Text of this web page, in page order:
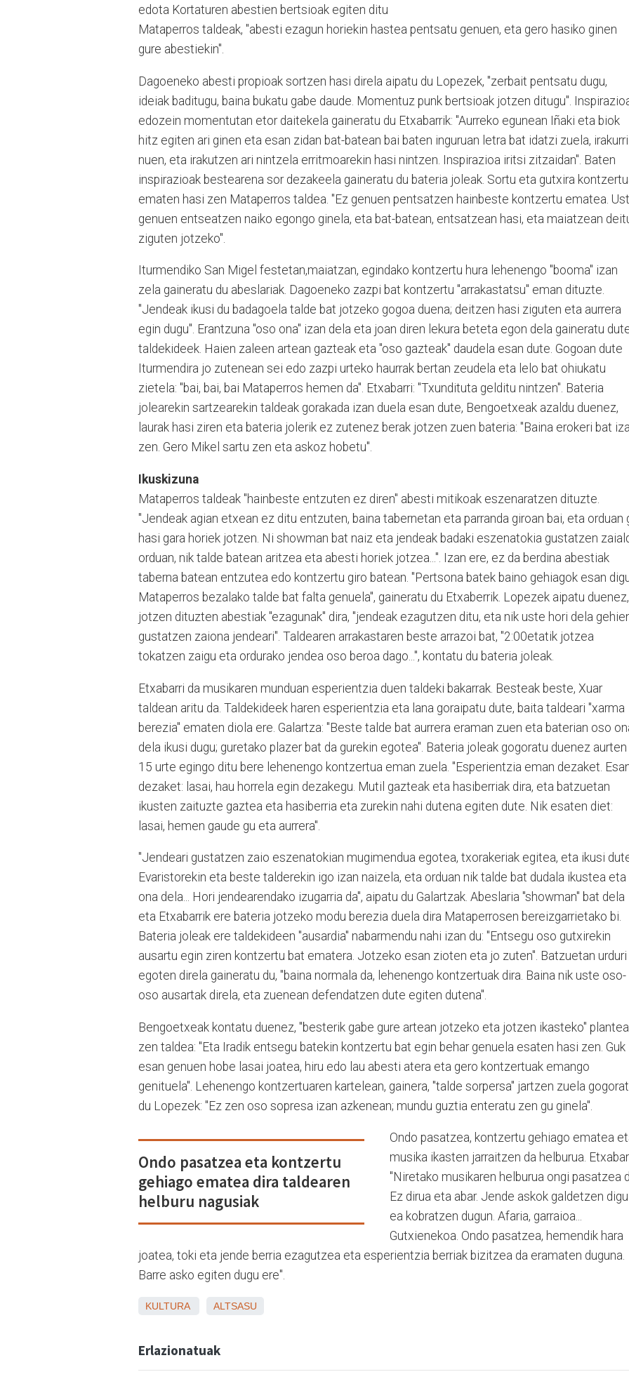
edota Kortaturen abestien bertsioak egiten ditu
Mataperros taldeak, "abesti ezagun horiekin hastea pentsatu genuen, eta gero hasiko ginen
gure abestiekin".
Dagoeneko abesti propioak sortzen hasi direla aipatu du Lopezek, "zerbait pentsatu dugu,
ideiak baditugu, baina bukatu gabe daude. Momentuz punk bertsioak jotzen ditugu".
edozein momentutan etor daitekela gaineratu du Etxabarrik: "Aurreko egunean Iñaki eta biok
hitz egiten ari ginen eta esan zidan bat-batean bai baten inguruan letra bat idatzi zuela, irakurri
nuen, eta irakutzen ari nintzela erritmoarekin hasi nintzen. Inspirazioa iritsi zitzaidan". Baten
inspirazioak bestearena sor dezakeela gaineratu du bateria joleak. Sortu eta gutxira
ematen hasi zen Mataperros taldea. "Ez genuen pentsatzen hainbeste kontzertu ematea.
genuen entseatzen naiko egongo ginela, eta bat-batean, entsatzean hasi, eta maiatzean
ziguten jotzeko".
Iturmendiko San Migel festetan,maiatzan, egindako kontzertu hura lehenengo "booma" izan
zela gaineratu du abeslariak. Dagoeneko zazpi bat kontzertu "arrakastatsu" eman dituzte.
"Jendeak ikusi du badagoela talde bat jotzeko gogoa duena; deitzen hasi ziguten eta aurrera
egin dugu". Erantzuna "oso ona" izan dela eta joan diren lekura beteta egon dela gaineratu
taldekideek. Haien zaleen artean gazteak eta "oso gazteak" daudela esan dute. Gogoan dute
Iturmendira jo zutenean sei edo zazpi urteko haurrak bertan zeudela eta lelo bat ohiukatu
zietela: "bai, bai, bai Mataperros hemen da". Etxabarri: "Txundituta gelditu nintzen". Bateria
jolearekin sartzearekin taldeak gorakada izan duela esan dute, Bengoetxeak azaldu duenez,
laurak hasi ziren eta bateria jolerik ez zutenez berak jotzen zuen bateria: "Baina erokeri bat
zen. Gero Mikel sartu zen eta askoz hobetu".
Ikuskizuna
Mataperros taldeak "hainbeste entzuten ez diren" abesti mitikoak eszenaratzen dituzte.
"Jendeak agian etxean ez ditu entzuten, baina tabernetan eta parranda giroan bai, eta orduan
hasi gara horiek jotzen. Ni showman bat naiz eta jendeak badaki eszenatokia gustatzen
orduan, nik talde batean aritzea eta abesti horiek jotzea...". Izan ere, ez da berdina abestiak
taberna batean entzutea edo kontzertu giro batean. "Pertsona batek baino gehiagok esan
Mataperros bezalako talde bat falta genuela", gaineratu du Etxaberrik. Lopezek aipatu duenez,
jotzen dituzten abestiak "ezagunak" dira, "jendeak ezagutzen ditu, eta nik uste hori dela
gustatzen zaiona jendeari". Taldearen arrakastaren beste arrazoi bat, "2:00etatik jotzea
tokatzen zaigu eta ordurako jendea oso beroa dago...", kontatu du bateria joleak.
Etxabarri da musikaren munduan esperientzia duen taldeki bakarrak. Besteak beste, Xuar
taldean aritu da. Taldekideek haren esperientzia eta lana goraipatu dute, baita taldeari "xarma
berezia" ematen diola ere. Galartza: "Beste talde bat aurrera eraman zuen eta baterian oso
dela ikusi dugu; guretako plazer bat da gurekin egotea". Bateria joleak gogoratu duenez aurten
15 urte egingo ditu bere lehenengo kontzertua eman zuela. "Esperientzia eman dezaket.
dezaket: lasai, hau horrela egin dezakegu. Mutil gazteak eta hasiberriak dira, eta batzuetan
ikusten zaituzte gaztea eta hasiberria eta zurekin nahi dutena egiten dute. Nik esaten diet:
lasai, hemen gaude gu eta aurrera".
"Jendeari gustatzen zaio eszenatokian mugimendua egotea, txorakeriak egitea, eta ikusi
Evaristorekin eta beste talderekin igo izan naizela, eta orduan nik talde bat dudala ikustea eta
ona dela... Hori jendearendako izugarria da", aipatu du Galartzak. Abeslaria "showman" bat dela
eta Etxabarrik ere bateria jotzeko modu berezia duela dira Mataperrosen bereizgarrietako bi.
Bateria joleak ere taldekideen "ausardia" nabarmendu nahi izan du: "Entsegu oso gutxirekin
ausartu egin ziren kontzertu bat ematera. Jotzeko esan zioten eta jo zuten". Batzuetan urduri
egoten direla gaineratu du, "baina normala da, lehenengo kontzertuak dira. Baina nik uste oso-
oso ausartak direla, eta zuenean defendatzen dute egiten dutena".
Bengoetxeak kontatu duenez, "besterik gabe gure artean jotzeko eta jotzen ikasteko"
zen taldea: "Eta Iradik entsegu batekin kontzertu bat egin behar genuela esaten hasi zen. Guk
esan genuen hobe lasai joatea, hiru edo lau abesti atera eta gero kontzertuak emango
genituela". Lehenengo kontzertuaren kartelean, gainera, "talde sorpersa" jartzen zuela
du Lopezek: "Ez zen oso sopresa izan azkenean; mundu guztia enteratu zen gu ginela".
Ondo pasatzea eta kontzertu
gehiago ematea dira taldearen
helburu nagusiak
Ondo pasatzea, kontzertu gehiago ematea
musika ikasten jarraitzen da helburua.
"Niretako musikaren helburua ongi pasatzea
Ez dirua eta abar. Jende askok galdetzen digu
ea kobratzen dugun. Afaria, garraioa...
Gutxienekoa. Ondo pasatzea, hemendik hara
joatea, toki eta jende berria ezagutzea eta esperientzia berriak bizitzea da eramaten duguna.
Barre asko egiten dugu ere".
KULTURA ALTSASU
Erlazionatuak